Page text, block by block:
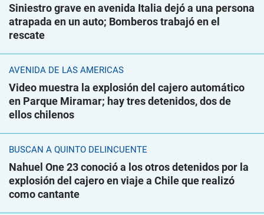
Siniestro grave en avenida Italia dejó a una persona
atrapada en un auto; Bomberos trabajó en el
rescate
AVENIDA DE LAS AMÉRICAS
Video muestra la explosión del cajero automático
en Parque Miramar; hay tres detenidos, dos de
ellos chilenos
BUSCAN A QUINTO DELINCUENTE
Nahuel One 23 conoció a los otros detenidos por la
explosión del cajero en viaje a Chile que realizó
como cantante